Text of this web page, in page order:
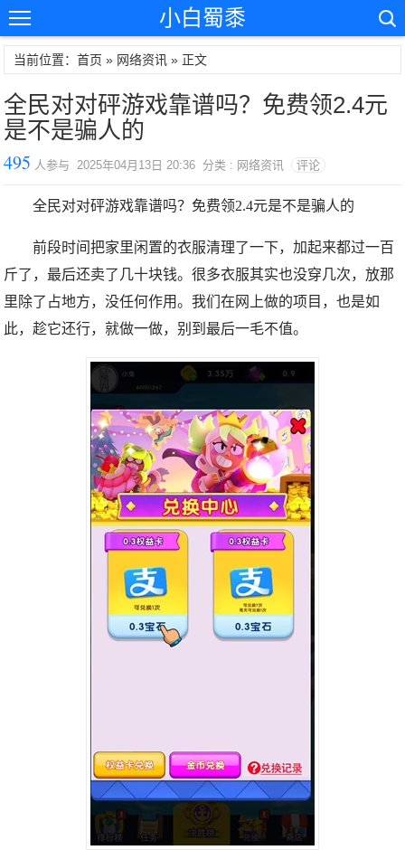
小白蜀黍
当前位置：首页 » 网络资讯 » 正文
全民对对砰游戏靠谱吗？免费领2.4元
是不是骗人的
495 人参与 2025年04月13日 20:36 分类 : 网络资讯 评论
全民对对砰游戏靠谱吗？免费领2.4元是不是骗人的
前段时间把家里闲置的衣服清理了一下，加起来都过一百
斤了，最后还卖了几十块钱。很多衣服其实也没穿几次，放那
里除了占地方，没任何作用。我们在网上做的项目，也是如
此，趁它还行，就做一做，别到最后一毛不值。